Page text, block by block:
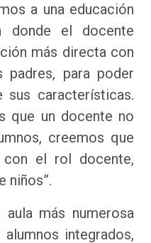
a una educación
donde el docente
más directa con
para poder
sus características.
que un docente no
creemos que
el rol docente,
niños”.
más numerosa
integrados,